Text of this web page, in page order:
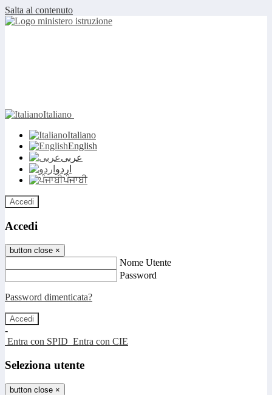
Salta al contenuto
Italiano
Italiano
English
عربى
اردو
ਪੰਜਾਬੀ
Accedi
Accedi
button close ×
Nome Utente
Password
Password dimenticata?
-
Entra con SPID Entra con CIE
Seleziona utente
button close ×